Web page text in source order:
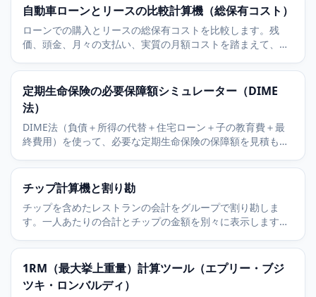
自動車ローンとリースの比較計算機（総保有コスト）
ローンでの購入とリースの総保有コストを比較します。残
価、頭金、月々の支払い、実質の月額コストを踏まえて、買
定期生命保険の必要保障額シミュレーター（DIME
法）
DIME法（負債＋所得の代替＋住宅ローン＋子の教育費＋最
終費用）を使って、必要な定期生命保険の保障額を見積もり
チップ計算機と割り勘
チップを含めたレストランの会計をグループで割り勘しま
す。一人あたりの合計とチップの金額を別々に表示します。
1RM（最大挙上重量）計算ツール（エプリー・ブジ
ツキ・ロンバルディ）